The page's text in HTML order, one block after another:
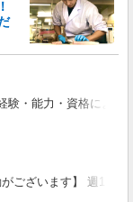
・能力・資格による
ございます】 週1日